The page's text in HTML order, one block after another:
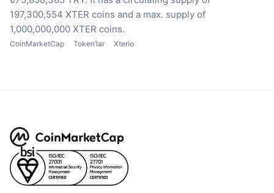
197,300,554 XTER coins and a max. supply of
1,000,000,000 XTER coins.
CoinMarketCap Token’lar Xterio